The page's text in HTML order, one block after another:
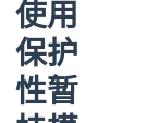
使用
保护
性暂